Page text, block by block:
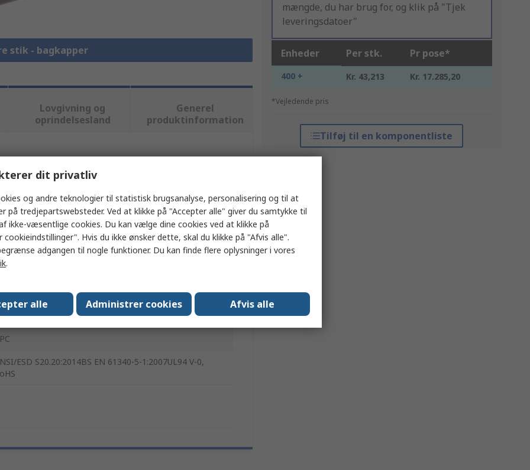
stik - bagkapper
mængde, du har brug for, og klik på "Tjek
leveringsdatoer"
Enheder Per stk. Pr pose*
400 + Kr. 43,213 Kr. 17.285,20
*Vejledende pris
Tilføj til en komponentliste
Lovgivning og
oprindelsesland
Generel
produktinformation
flere attributter.
Værdi
Connectivity
ESD S20.20:2014BS EN 61340-5-1:2007UL94 V-0,
dit privatliv
og andre teknologier til statistisk brugsanalyse, personalisering og til at
på tredjepartswebsteder. Ved at klikke på "Accepter alle" giver du samtykke til
ikke-væsentlige cookies. Du kan vælge dine cookies ved at klikke på
cookieindstillinger". Hvis du ikke ønsker dette, skal du klikke på "Afvis alle".
adgangen til nogle funktioner. Du kan finde flere oplysninger i vores
.
alle Administrer cookies Afvis alle